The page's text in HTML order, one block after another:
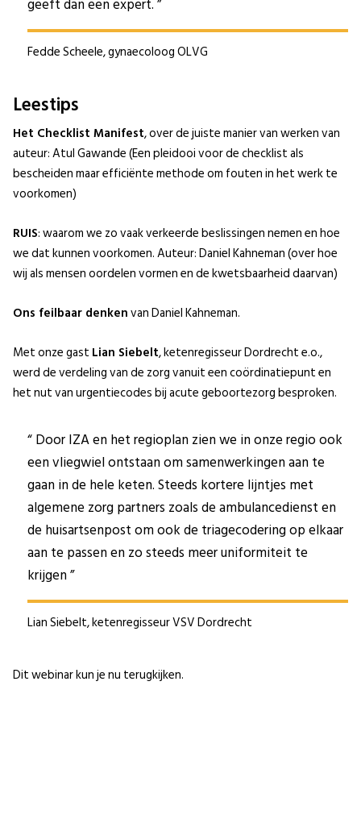
geeft dan een expert.
Fedde Scheele, gynaecoloog OLVG
Leestips
Het Checklist Manifest, over de juiste manier van werken van
auteur: Atul Gawande (Een pleidooi voor de checklist als
bescheiden maar efficiënte methode om fouten in het werk te
voorkomen)
RUIS: waarom we zo vaak verkeerde beslissingen nemen en hoe
we dat kunnen voorkomen. Auteur: Daniel Kahneman (over hoe
wij als mensen oordelen vormen en de kwetsbaarheid daarvan)
Ons feilbaar denkenvan Daniel Kahneman.
Met onze gast Lian Siebelt, ketenregisseur Dordrecht e.o.,
werd de verdeling van de zorg vanuit een coördinatiepunt en
het nut van urgentiecodes bij acute geboortezorg besproken.
Door IZA en het regioplan zien we in onze regio ook
een vliegwiel ontstaan om samenwerkingen aan te
gaan in de hele keten. Steeds kortere lijntjes met
algemene zorg partners zoals de ambulancedienst en
de huisartsenpost om ook de triagecodering op elkaar
aan te passen en zo steeds meer uniformiteit te
krijgen
Lian Siebelt, ketenregisseur VSV Dordrecht
Dit webinar kun je nu terugkijken.